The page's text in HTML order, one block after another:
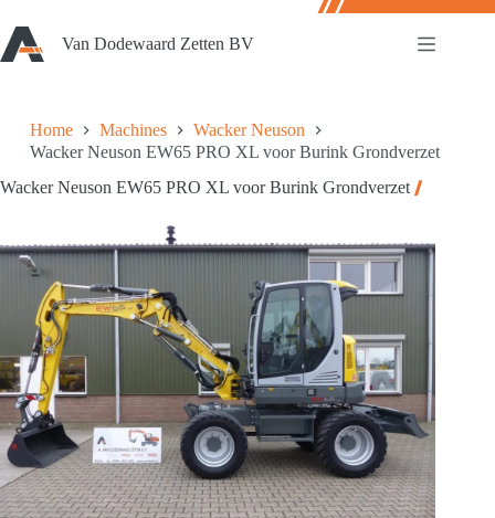
naar
de
inhoud
Van Dodewaard Zetten BV
Home Machines
Wacker Neuson
Wacker Neuson EW65 PRO XL voor Burink Grondverzet
Wacker Neuson EW65 PRO XL voor Burink Grondverzet